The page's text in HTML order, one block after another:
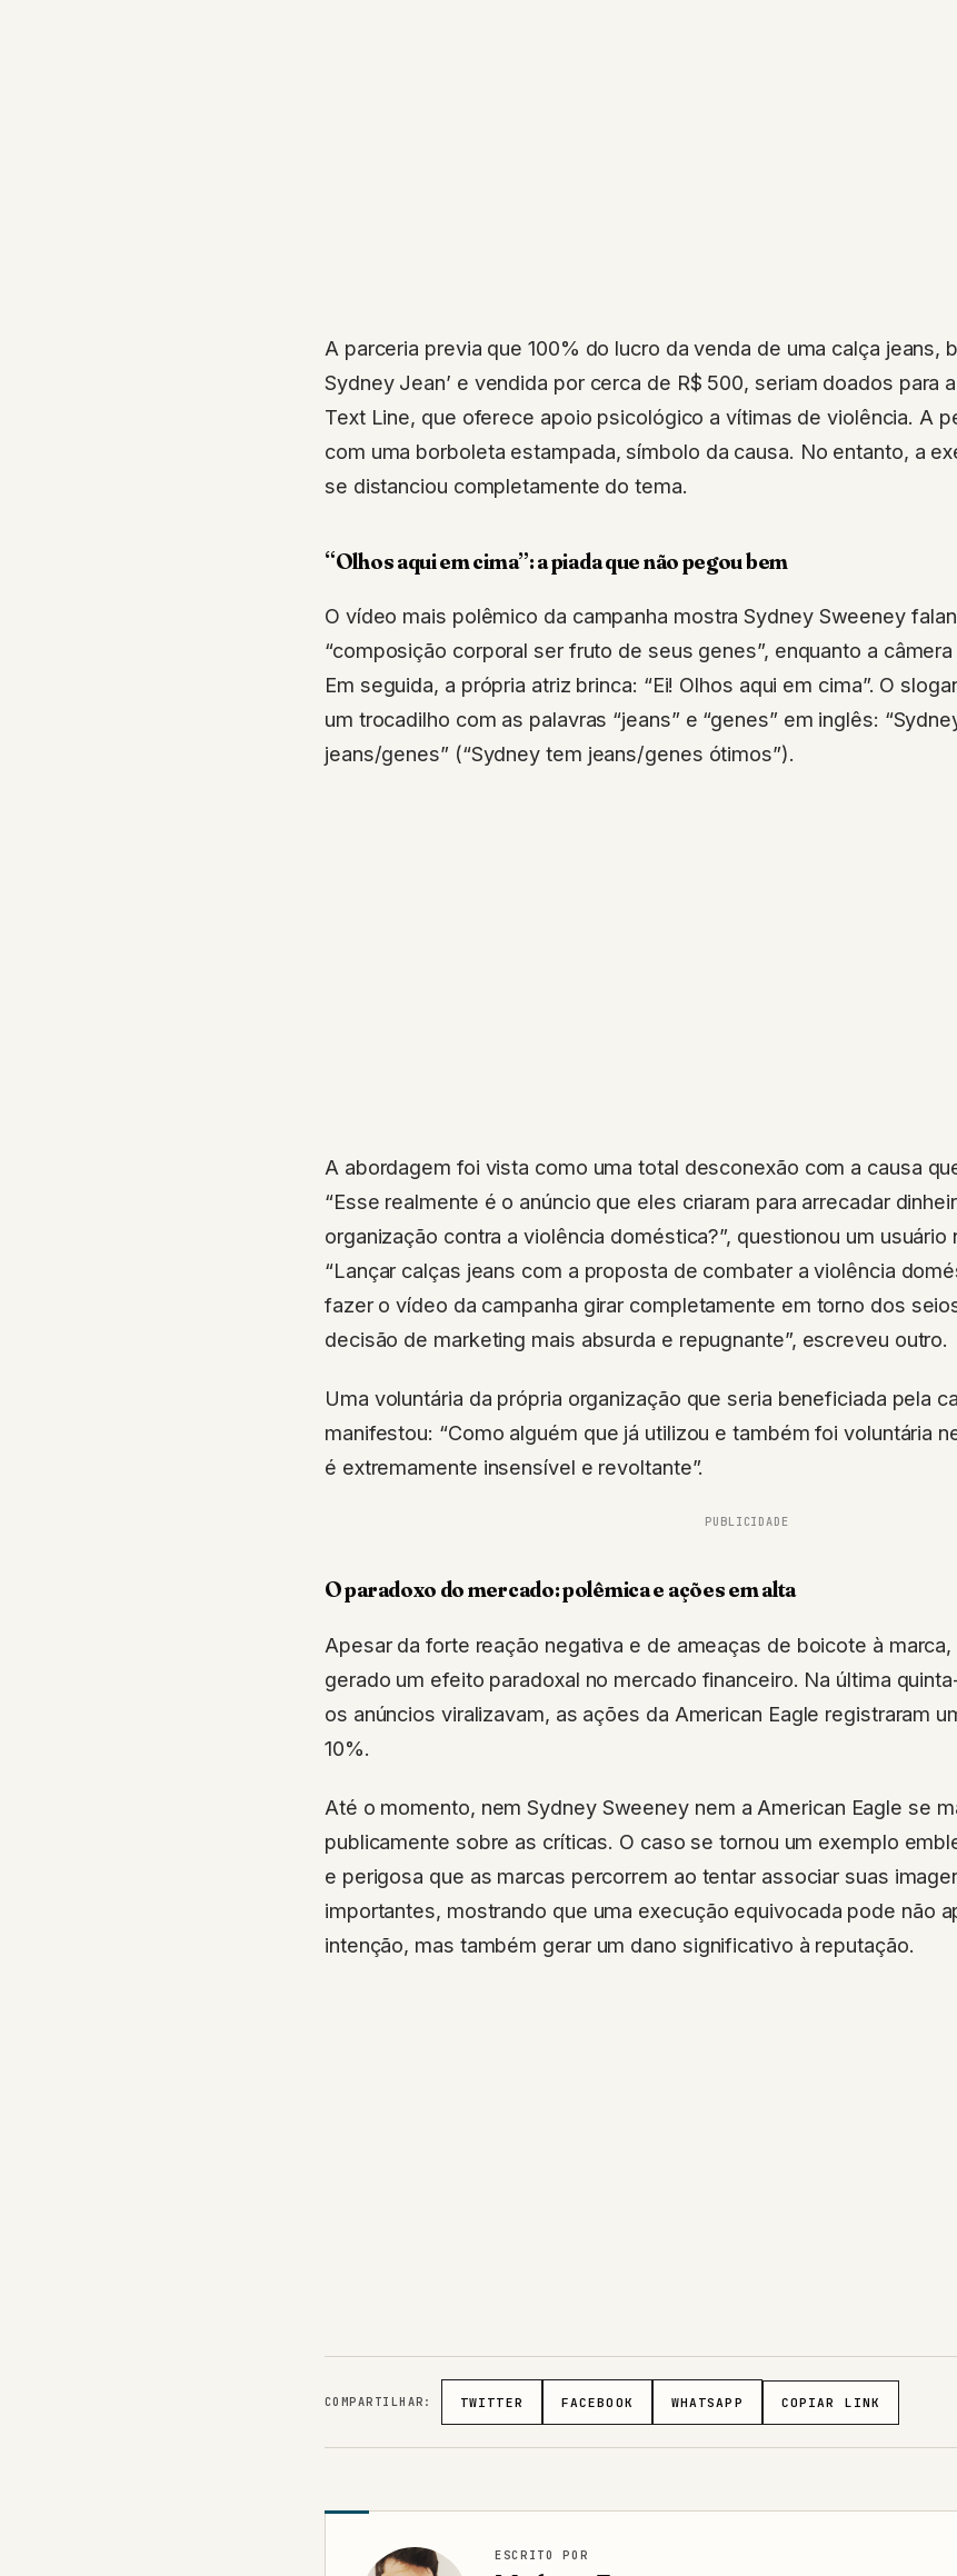
A parceria previa que 100% do lucro da venda de uma calça jeans,
Sydney Jean’ e vendida por cerca de R$ 500, seriam doados para
Text Line, que oferece apoio psicológico a vítimas de violência. A
com uma borboleta estampada, símbolo da causa. No entanto, a
se distanciou completamente do tema.
“Olhos aqui em cima”: a piada que não pegou bem
O vídeo mais polêmico da campanha mostra Sydney Sweeney
“composição corporal ser fruto de seus genes”, enquanto a
Em seguida, a própria atriz brinca: “Ei! Olhos aqui em cima”. O
um trocadilho com as palavras “jeans” e “genes” em inglês:
jeans/genes” (“Sydney tem jeans/genes ótimos”).
A abordagem foi vista como uma total desconexão com a causa
“Esse realmente é o anúncio que eles criaram para arrecadar
organização contra a violência doméstica?”, questionou um
“Lançar calças jeans com a proposta de combater a violência
fazer o vídeo da campanha girar completamente em torno dos
decisão de marketing mais absurda e repugnante”, escreveu outro.
Uma voluntária da própria organização que seria beneficiada pela
manifestou: “Como alguém que já utilizou e também foi voluntária
é extremamente insensível e revoltante”.
PUBLICIDADE
O paradoxo do mercado: polêmica e ações em alta
Apesar da forte reação negativa e de ameaças de boicote à
gerado um efeito paradoxal no mercado financeiro. Na última
os anúncios viralizavam, as ações da American Eagle registraram
10%.
Até o momento, nem Sydney Sweeney nem a American Eagle se
publicamente sobre as críticas. O caso se tornou um exemplo
e perigosa que as marcas percorrem ao tentar associar suas
importantes, mostrando que uma execução equivocada pode não
intenção, mas também gerar um dano significativo à reputação.
COMPARTILHAR: TWITTER FACEBOOK WHATSAPP COPIAR LINK
ESCRITO POR